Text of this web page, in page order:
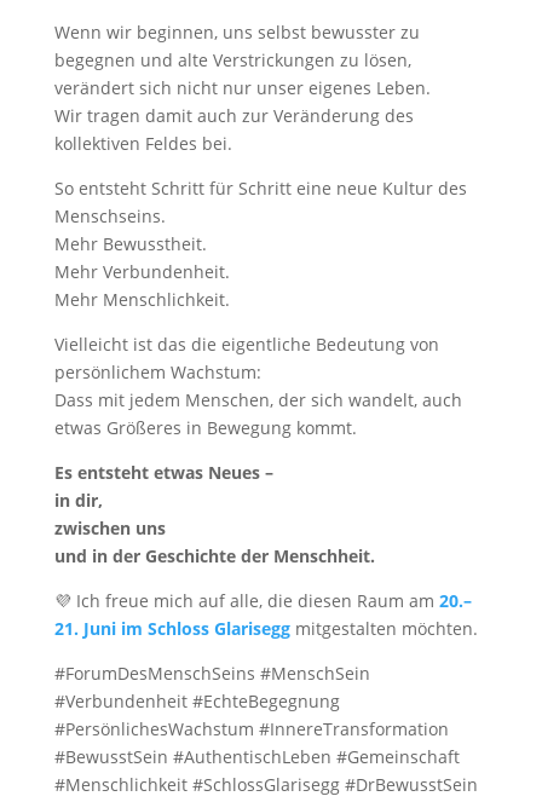
Wenn wir beginnen, uns selbst bewusster zu
begegnen und alte Verstrickungen zu lösen,
verändert sich nicht nur unser eigenes Leben.
Wir tragen damit auch zur Veränderung des
kollektiven Feldes bei.
So entsteht Schritt für Schritt eine neue Kultur des
Menschseins.
Mehr Bewusstheit.
Mehr Verbundenheit.
Mehr Menschlichkeit.
Vielleicht ist das die eigentliche Bedeutung von
persönlichem Wachstum:
Dass mit jedem Menschen, der sich wandelt, auch
etwas Größeres in Bewegung kommt.
Es entsteht etwas Neues –
in dir,
zwischen uns
und in der Geschichte der Menschheit.
💜 Ich freue mich auf alle, die diesen Raum am 20.–
21. Juni im Schloss Glariseggmitgestalten möchten.
#ForumDesMenschSeins #MenschSein
#Verbundenheit #EchteBegegnung
#PersönlichesWachstum #InnereTransformation
#BewusstSein #AuthentischLeben #Gemeinschaft
#Menschlichkeit #SchlossGlarisegg #DrBewusstSein